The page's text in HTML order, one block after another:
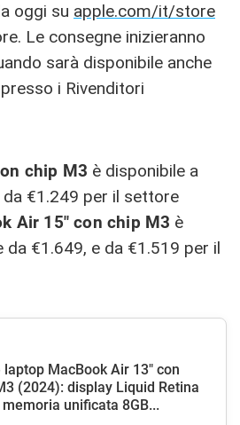
oggi su apple.com/it/store
Le consegne inizieranno
sarà disponibile anche
i Rivenditori
chip M3 è disponibile a
€1.249 per il settore
Air 15″ con chip M3 è
€1.649, e da €1.519 per il
laptop MacBook Air 13" con
(2024): display Liquid Retina
memoria unificata 8GB...